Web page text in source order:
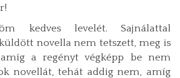
kedves levelét. Sajnálattal
novella nem tetszett, meg is
a regényt végképp be nem
novellát, tehát addig nem, amíg